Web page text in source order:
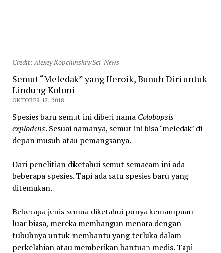
Credit: Alexey Kopchinskiy/Sci-News
Semut “Meledak” yang Heroik, Bunuh Diri untuk
Lindung Koloni
OKTOBER 12, 2018
Spesies baru semut ini diberi namaColobopsis
explodens. Sesuai namanya, semut ini bisa ‘meledak’ di
depan musuh atau pemangsanya.
Dari penelitian diketahui semut semacam ini ada
beberapa spesies. Tapi ada satu spesies baru yang
ditemukan.
Beberapa jenis semua diketahui punya kemampuan
luar biasa, mereka membangun menara dengan
tubuhnya untuk membantu yang terluka dalam
perkelahian atau memberikan bantuan medis. Tapi